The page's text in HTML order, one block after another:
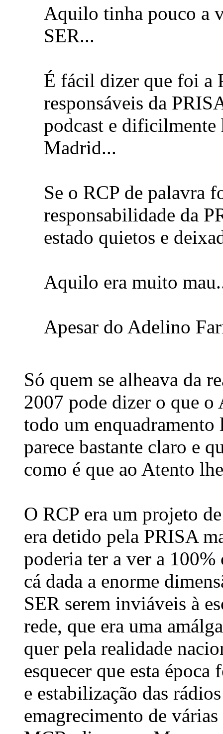
Aquilo tinha pouco a
SER...
É fácil dizer que foi a
responsáveis da
podcast e dificilmente
Madrid...
Se o RCP de palavra
responsabilidade da
estado quietos e
Aquilo era muito
Apesar do Adelino
Só quem se alheava da
2007 pode dizer o que o
todo um
parece bastante claro e
como é que ao Atento
O RCP era um projeto
era detido pela PRISA
poderia ter a ver a 100%
cá dada a enorme
SER serem inviáveis à
rede, que era uma
quer pela realidade
esquecer que esta
e estabilização das
emagrecimento de